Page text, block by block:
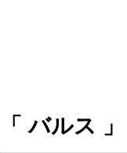
「 バルス